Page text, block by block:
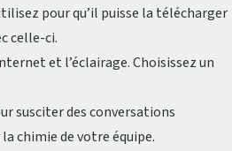
pour qu’il puisse la télécharger
celle-ci.
et l’éclairage. Choisissez un
susciter des conversations
chimie de votre équipe.